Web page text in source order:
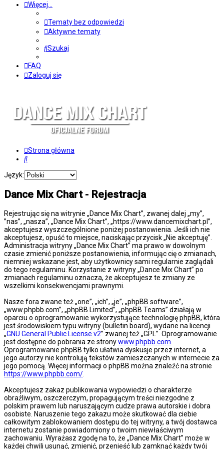
Więcej…
Tematy bez odpowiedzi
Aktywne tematy
Szukaj
FAQ
Zaloguj się
Strona główna
Szukaj
Język:
Dance Mix Chart - Rejestracja
Rejestrując się na witrynie „Dance Mix Chart”, zwanej dalej „my”,
”nas”, „nasza”, „Dance Mix Chart”, „https://www.dancemixchart.pl”,
akceptujesz wyszczególnione poniżej postanowienia. Jeśli ich nie
akceptujesz, opuść to miejsce, naciskając przycisk „Nie akceptuję”.
Administracja witryny „Dance Mix Chart” ma prawo w dowolnym
czasie zmienić poniższe postanowienia, informując cię o zmianach,
niemniej wskazane jest, aby użytkownicy sami regularnie zaglądali
do tego regulaminu. Korzystanie z witryny „Dance Mix Chart” po
zmianach regulaminu oznacza, że akceptujesz te zmiany ze
wszelkimi konsekwencjami prawnymi.
Nasze fora zwane też „one”, „ich”, „je”, „phpBB software”,
„www.phpbb.com”, „phpBB Limited”, „phpBB Teams” działają w
oparciu o oprogramowanie wykorzystujące technologię phpBB, która
jest środowiskiem typu witryny (bulletin board), wydane na licencji
„GNU General Public License v2” zwanej też „GPL”. Oprogramowanie
jest dostępne do pobrania ze stronywww.phpbb.com
Oprogramowanie phpBB tylko ułatwia dyskusje przez internet, a
jego autorzy nie kontrolują tekstów zamieszczanych w internecie za
jego pomocą. Więcej informacji o phpBB można znaleźć na stronie
https://www.phpbb.com/
Akceptujesz zakaz publikowania wypowiedzi o charakterze
obraźliwym, oszczerczym, propagującym treści niezgodne z
polskim prawem lub naruszającym cudze prawa autorskie i dobra
osobiste. Naruszenie tego zakazu może skutkować dla ciebie
całkowitym zablokowaniem dostępu do tej witryny, a twój dostawca
internetu zostanie powiadomiony o twoim niewłaściwym
zachowaniu. Wyrażasz zgodę na to, że „Dance Mix Chart” może w
każdej chwili usunąć, zmienić, przenieść lub zamknąć każdy twój